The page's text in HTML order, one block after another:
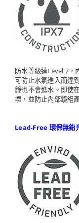
防水等級達Level 7，
可防止水氣進入而達
鐘也不會進水。即使
壞，並防止內部鏡組
Lead-Free 環保無鉛